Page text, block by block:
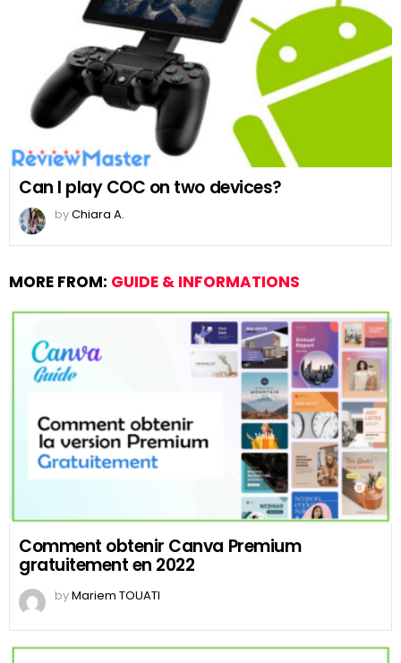
Can I play COC on two devices?
byChiara A.
MORE FROM: GUIDE & INFORMATIONS
Comment obtenir Canva Premium
gratuitement en 2022
byMariem TOUATI